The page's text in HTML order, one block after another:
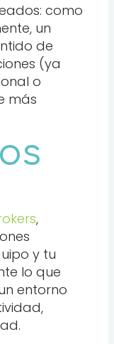
como
un
de
(ya
o
más
,
y tu
lo que
entorno